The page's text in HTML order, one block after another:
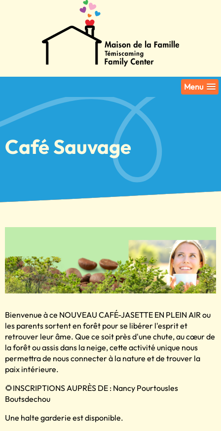
Menu
Café Sauvage
Bienvenue à ce NOUVEAU CAFÉ-JASETTE EN PLEIN AIR ou
les parents sortent en forêt pour se libérer l'esprit et
retrouver leur âme. Que ce soit près d'une chute, au cœur de
la forêt ou assis dans la neige, cette activité unique nous
permettra de nous connecter à la nature et de trouver la
paix intérieure.
🌻INSCRIPTIONS AUPRÈS DE : Nancy Pourtousles
Boutsdechou
Une halte garderie est disponible.